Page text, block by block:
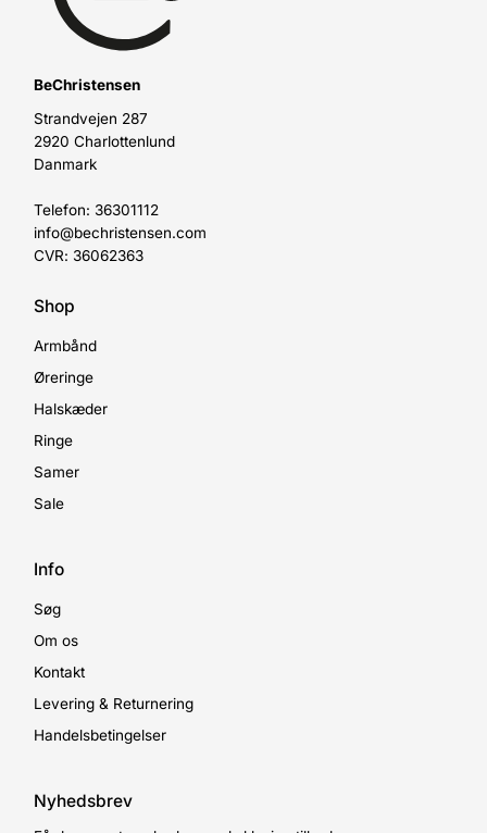
BeChristensen
Strandvejen 287
2920 Charlottenlund
Danmark
Telefon: 36301112
info@bechristensen.com
CVR: 36062363
Shop
Armbånd
Øreringe
Halskæder
Ringe
Samer
Sale
Info
Søg
Om os
Kontakt
Levering & Returnering
Handelsbetingelser
Nyhedsbrev